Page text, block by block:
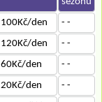
100Kč/den
- -
120Kč/den
- -
60Kč/den
- -
20Kč/den
- -